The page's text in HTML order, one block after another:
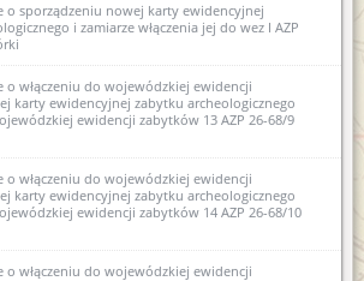
o sporządzeniu nowej karty ewidencyjnej
i zamiarze włączenia jej do wez I AZP
o włączeniu do wojewódzkiej ewidencji
karty ewidencyjnej zabytku archeologicznego
ewidencji zabytków 13 AZP 26-68/9
o włączeniu do wojewódzkiej ewidencji
karty ewidencyjnej zabytku archeologicznego
ewidencji zabytków 14 AZP 26-68/10
o włączeniu do wojewódzkiej ewidencji